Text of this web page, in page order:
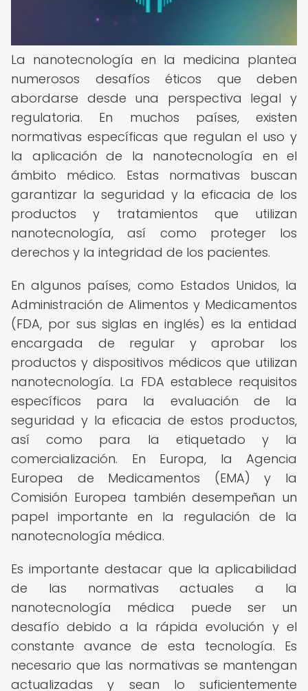
La nanotecnología en la medicina plantea
numerosos desafíos éticos que deben
abordarse desde una perspectiva legal y
regulatoria. En muchos países, existen
normativas específicas que regulan el uso y
la aplicación de la nanotecnología en el
ámbito médico. Estas normativas buscan
garantizar la seguridad y la eficacia de los
productos y tratamientos que utilizan
nanotecnología, así como proteger los
derechos y la integridad de los pacientes.
En algunos países, como Estados Unidos, la
Administración de Alimentos y Medicamentos
(FDA, por sus siglas en inglés) es la entidad
encargada de regular y aprobar los
productos y dispositivos médicos que utilizan
nanotecnología. La FDA establece requisitos
específicos para la evaluación de la
seguridad y la eficacia de estos productos,
así como para la etiquetado y la
comercialización. En Europa, la Agencia
Europea de Medicamentos (EMA) y la
Comisión Europea también desempeñan un
papel importante en la regulación de la
nanotecnología médica.
Es importante destacar que la aplicabilidad
de las normativas actuales a la
nanotecnología médica puede ser un
desafío debido a la rápida evolución y el
constante avance de esta tecnología. Es
necesario que las normativas se mantengan
actualizadas y sean lo suficientemente